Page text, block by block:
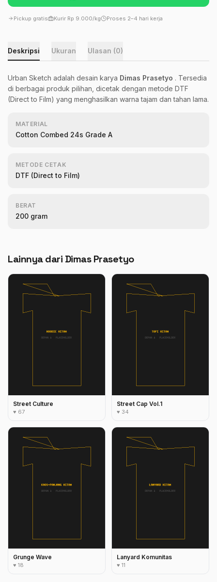
Pickup gratis Kurir Rp 9.000/kg Proses 2–4 hari kerja
Deskripsi Ukuran Ulasan (0)
Urban Sketch adalah desain karya Dimas Prasetyo . Tersedia
di berbagai produk pilihan, dicetak dengan metode DTF
(Direct to Film) yang menghasilkan warna tajam dan tahan lama.
MATERIAL
Cotton Combed 24s Grade A
METODE CETAK
DTF (Direct to Film)
BERAT
200 gram
Lainnya dari Dimas Prasetyo
Street Culture
♥ 67
Street Cap Vol.1
♥ 34
Grunge Wave
♥ 18
Lanyard Komunitas
♥ 11